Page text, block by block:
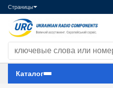
Страницы
Каталог